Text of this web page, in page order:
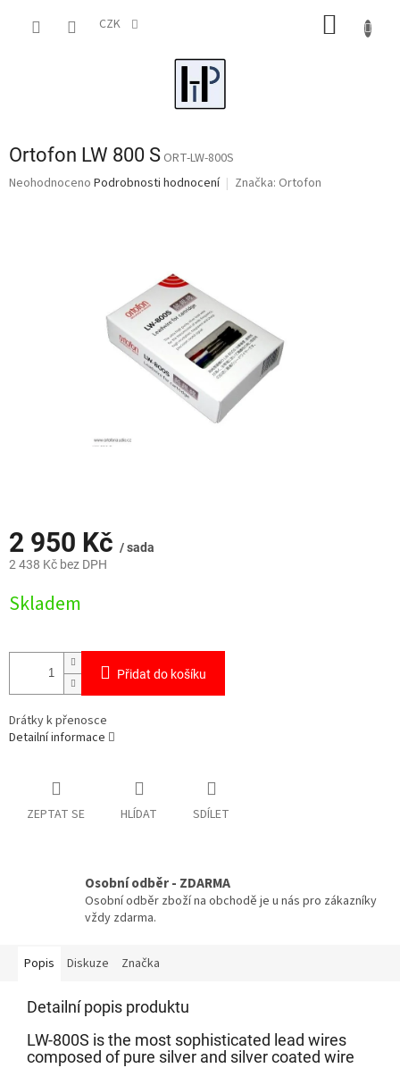
CZK
Ortofon LW 800 S ORT-LW-800S
Průměrné
Neohodnoceno Podrobnosti hodnocení Značka: Ortofon
2 950 Kč / sada
2 438 Kč bez DPH
cena:
Skladem
Přidat do košíku
Drátky k přenosce
Detailní informace
ZEPTAT SE HLÍDAT SDÍLET
Osobní odběr - ZDARMA
Osobní odběr zboží na obchodě je u nás pro zákazníky
vždy zdarma.
Popis Diskuze Značka
Detailní popis produktu
LW-800S is the most sophisticated lead wires
composed of pure silver and silver coated wire